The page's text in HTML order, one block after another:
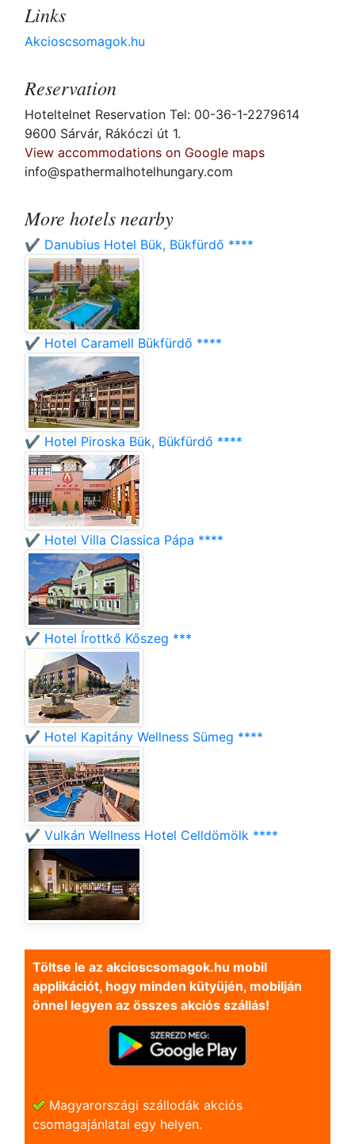
Links
Akcioscsomagok.hu
Reservation
Hoteltelnet Reservation Tel: 00-36-1-2279614
9600 Sárvár, Rákóczi út 1.
View accommodations on Google maps
info@spathermalhotelhungary.com
More hotels nearby
✔️ Danubius Hotel Bük, Bükfürdő ****
✔️ Hotel Caramell Bükfürdő ****
✔️ Hotel Piroska Bük, Bükfürdő ****
✔️ Hotel Villa Classica Pápa ****
✔️ Hotel Írottkő Kőszeg ***
✔️ Hotel Kapitány Wellness Sümeg ****
✔️ Vulkán Wellness Hotel Celldömölk ****
Töltse le az akcioscsomagok.hu mobil
applikációt, hogy minden kütyüjén, mobilján
önnel legyen az összes akciós szállás!
Magyarországi szállodák akciós
csomagajánlatai egy helyen.